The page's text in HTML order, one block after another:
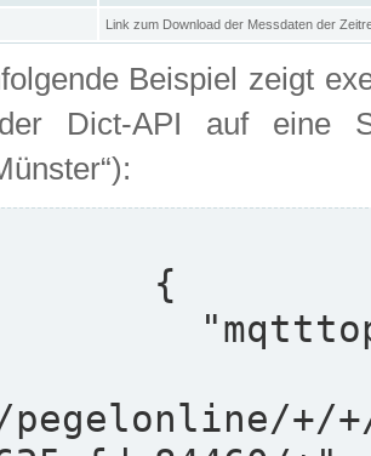
Link zum Download der Messdaten der
Beispiel zeigt
Dict-API auf eine
+/